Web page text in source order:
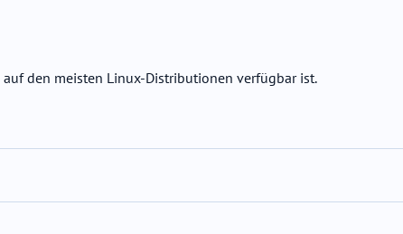
den meisten Linux-Distributionen verfügbar ist.